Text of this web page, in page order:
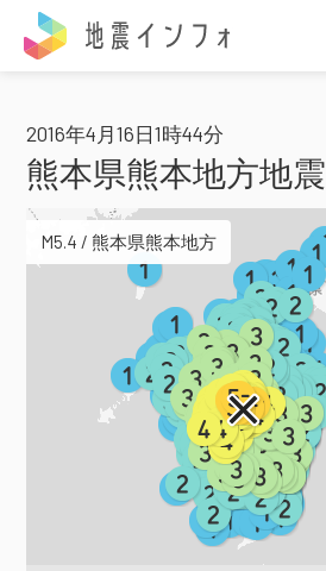
2016年4月16日1時44分
熊本県熊本地方地震
M5.4 / 熊本県熊本地方